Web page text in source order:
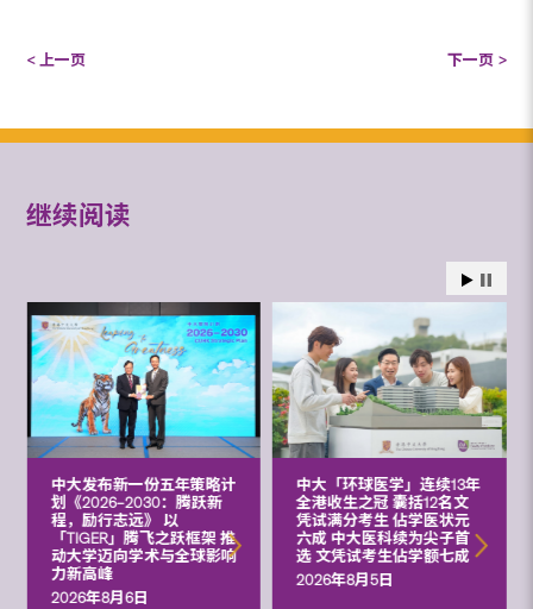
< 上一页 下一页 >
继续阅读
中大发布新一份五年策略计
划《2026‒2030：腾跃新
程，励行志远》 以
「TIGER」腾飞之跃框架 推
动大学迈向学术与全球影响
力新高峰
2026年8月6日
中大「环球医学」连续13年
全港收生之冠 囊括12名文
凭试满分考生 佔学医状元
六成 中大医科续为尖子首
选 文凭试考生佔学额七成
2026年8月5日